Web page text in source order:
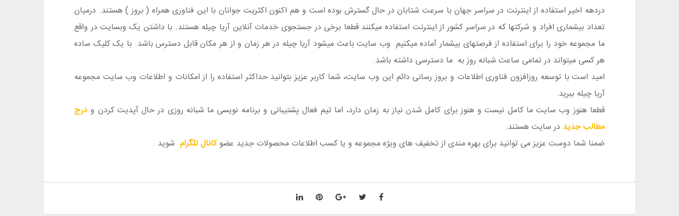
دردهه اخیر استفاده از اینترنت در سراسر جهان با سرعت شتابان در حال گسترش بوده است و هم اکنون اکثریت جوانان با این فناوری همراه ( بروز ) هستند. درمیان
تعداد بیشماری افراد و شرکتها که در سراسر کشور از اینترنت استفاده میکنند قطعا برخی در جستجوی خدمات آنلاین آریا چیله هستند. با داشتن یک وبسایت در واقع
ما مجموعه خود را برای استفاده از فرصتهای بیشمار آماده میکنیم. وب سایت باعث میشود آریا چیله در هر زمان و از هر مکان قابل دسترس باشد. با یک کلیک ساده
هر کسی میتواند در تمامی ساعت شبانه روز به ما دسترسی داشته باشد.
امید است با توسعه روزافزون فناوری اطلاعات و بروز رسانی دائم این وب سایت، شما کاربر عزیز بتوانید حداکثر استفاده را از امکانات و اطلاعات وب سایت مجموعه
آریا چیله ببرید.
قطعا هنوز وب سایت ما کامل نیست و هنوز برای کامل شدن نیاز به زمان دارد، اما تیم فعال پشتیبانی و برنامه نویسی ما شبانه روزی در حال آپدیت کردن ودرج
مطالب جدید در سایت هستند.
ضمنا شما دوست عزیز می توانید برای بهره مندی از تخفیف های ویژه مجموعه و یا کسب اطلاعات محصولات جدید عضوکانال تلگرام شوید .